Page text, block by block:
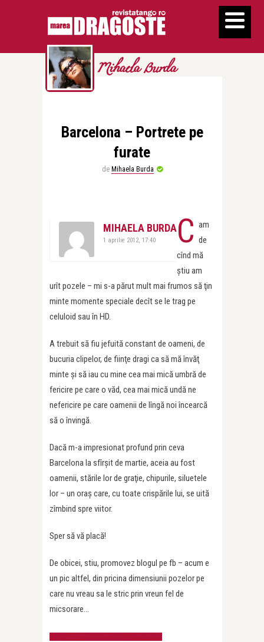
Mihaela Burda
Barcelona – Portrete pe
furate
de Mihaela Burda
MIHAELA BURDA
1 aprilie 2012, 17:40 C am
de
cînd mă
ştiu am
urît pozele – mi s-a părut mult mai frumos să ţin
minte momente speciale decît se le trag pe
celuloid sau în HD.
A trebuit să fiu jefuită constant de oameni, de
bucuria clipelor, de fiinţe dragi ca să mă învăţ
minte şi să iau cu mine cea mai mică umbră de
fericire pe care o văd, cea mai mică undă ne
nefericire pe care oamenii de lîngă noi încearcă
să o învingă.
Dacă m-a impresionat profund prin ceva
Barcelona la sfîrşit de martie, aceia au fost
oamenii, stările lor de graţie, chipurile, siluetele
lor – un oraş care, cu toate crispările lui, se uită
zîmbind spre viitor.
Sper să vă placă!
De obicei, stiu, promovez blogul pe fb – acum e
un pic altfel, din pricina dimensiunii pozelor pe
care nu vreau sa le stric prin vreun fel de
micsorare…